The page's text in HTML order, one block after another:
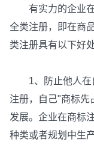
有实力的企业在
全类注册，即在商
类注册具有以下好处
1、防止他人在
注册，自己"商标先
发展。企业在商标
种类或者规划中生